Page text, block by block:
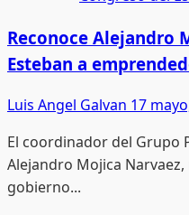
trabajo
parlamentario
con
sentido
humano
Reconoce Alejandro
Esteban a
Luis Angel Galvan 17
El coordinador del Grupo
Alejandro Mojica
gobierno...